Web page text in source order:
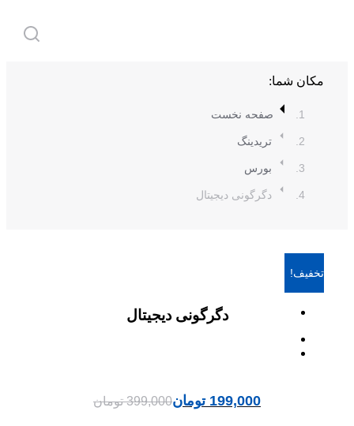
مکان شما:
صفحه نخست
تریدینگ
بورس
دگرگونی دیجیتال
تخفیف!
دگرگونی دیجیتال
399,000 تومان 199,000 تومان